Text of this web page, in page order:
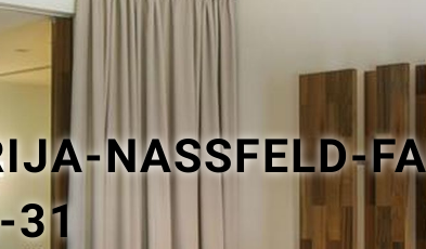
NASSFELD-
31